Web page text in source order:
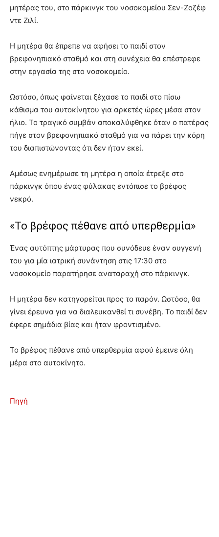
μητέρας του, στο πάρκινγκ του νοσοκομείου Σεν-Ζοζέφ
ντε Ζιλί.
Η μητέρα θα έπρεπε να αφήσει το παιδί στον
βρεφονηπιακό σταθμό και στη συνέχεια θα επέστρεφε
στην εργασία της στο νοσοκομείο.
Ωστόσο, όπως φαίνεται ξέχασε το παιδί στο πίσω
κάθισμα του αυτοκίνητου για αρκετές ώρες μέσα στον
ήλιο. Το τραγικό συμβάν αποκαλύφθηκε όταν ο πατέρας
πήγε στον βρεφονηπιακό σταθμό για να πάρει την κόρη
του διαπιστώνοντας ότι δεν ήταν εκεί.
Αμέσως ενημέρωσε τη μητέρα η οποία έτρεξε στο
πάρκινγκ όπου ένας φύλακας εντόπισε το βρέφος
νεκρό.
«Το βρέφος πέθανε από υπερθερμία»
Ένας αυτόπτης μάρτυρας που συνόδευε έναν συγγενή
του για μία ιατρική συνάντηση στις 17:30 στο
νοσοκομείο παρατήρησε αναταραχή στο πάρκινγκ.
Η μητέρα δεν κατηγορείται προς το παρόν. Ωστόσο, θα
γίνει έρευνα για να διαλευκανθεί τι συνέβη. Το παιδί δεν
έφερε σημάδια βίας και ήταν φροντισμένο.
Το βρέφος πέθανε από υπερθερμία αφού έμεινε όλη
μέρα στο αυτοκίνητο.
Πηγή